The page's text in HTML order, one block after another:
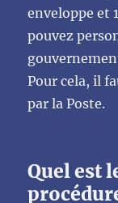
enveloppe et
pouvez
Pour cela, il
par la Poste.
Quel est